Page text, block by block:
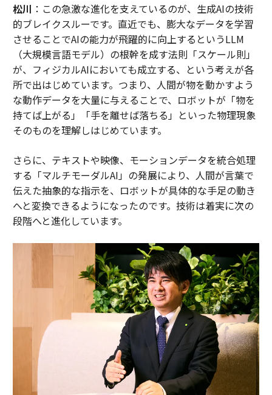
松川 ：この急激な進化を支えているのが、生成AIの技術
的ブレイクスルーです。直近でも、膨大なデータを学習
させることでAIの能力が飛躍的に向上するというLLM
（大規模言語モデル）の根幹を成す法則「スケール則」
が、フィジカルAIにおいても成立する、という考えが各
所で出はじめています。つまり、人間が物を動かすよう
な動作データを大量に与えることで、ロボットが「物を
持てば上がる」「手を離せば落ちる」といった物理現象
そのものを理解しはじめています。
さらに、テキストや映像、モーションデータを統合処理
する「マルチモーダルAI」の発展により、人間が言葉で
伝えた抽象的な指示を、ロボットが具体的な手足の動き
へと変換できるようになったのです。技術は着実に次の
段階へと進化しています。